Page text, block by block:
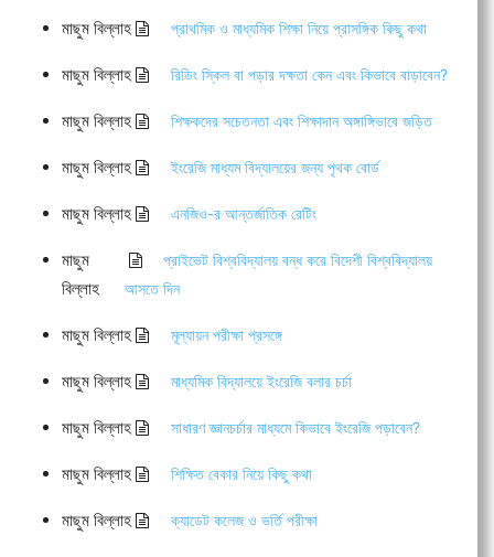
মাছুম বিল্লাহ প্রাথমিক ও মাধ্যমিক শিক্ষা নিয়ে প্রাসঙ্গিক কিছু কথা
মাছুম বিল্লাহ রিডিং স্কিল বা পড়ার দক্ষতা কেন এবং কিভাবে বাড়াবেন?
মাছুম বিল্লাহ শিক্ষকদের সচেতনতা এবং শিক্ষাদান অঙ্গাঙ্গিভাবে জড়িত
মাছুম বিল্লাহ ইংরেজি মাধ্যম বিদ্যালয়ের জন্য পৃথক বোর্ড
মাছুম বিল্লাহ এনজিও-র আন্তর্জাতিক রেটিং
মাছুম
বিল্লাহ
প্রাইভেট বিশ্ববিদ্যালয় বন্ধ করে বিদেশী বিশ্ববিদ্যালয়
আসতে দিন
মাছুম বিল্লাহ মূল্যায়ন পরীক্ষা প্রসঙ্গে
মাছুম বিল্লাহ মাধ্যমিক বিদ্যালয়ে ইংরেজি বলার চর্চা
মাছুম বিল্লাহ সাধারণ জ্ঞানচর্চার মাধ্যমে কিভাবে ইংরেজি পড়াবেন?
মাছুম বিল্লাহ শিক্ষিত বেকার নিয়ে কিছু কথা
মাছুম বিল্লাহ ক্যাডেট কলেজ ও ভর্তি পরীক্ষা